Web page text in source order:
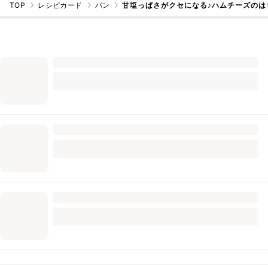
TOP レシピカード パン 甘塩っぱさがクセになる♪ハムチーズの